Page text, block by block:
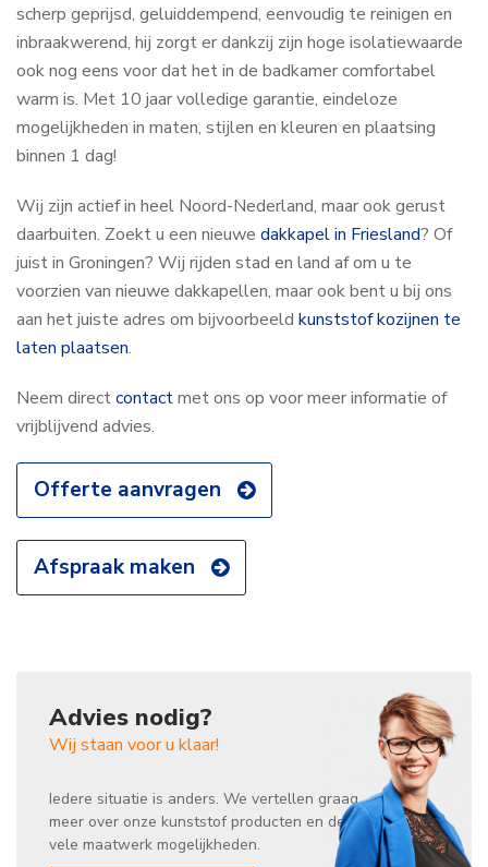
scherp geprijsd, geluiddempend, eenvoudig te reinigen en
inbraakwerend, hij zorgt er dankzij zijn hoge isolatiewaarde
ook nog eens voor dat het in de badkamer comfortabel
warm is. Met 10 jaar volledige garantie, eindeloze
mogelijkheden in maten, stijlen en kleuren en plaatsing
binnen 1 dag!
Wij zijn actief in heel Noord-Nederland, maar ook gerust
daarbuiten. Zoekt u een nieuwe dakkapel in Friesland? Of
juist in Groningen? Wij rijden stad en land af om u te
voorzien van nieuwe dakkapellen, maar ook bent u bij ons
aan het juiste adres om bijvoorbeeld kunststof kozijnen te
laten plaatsen.
Neem directcontactmet ons op voor meer informatie of
vrijblijvend advies.
Offerte aanvragen
Afspraak maken
Advies nodig?
Wij staan voor u klaar!
Iedere situatie is anders. We vertellen graag
meer over onze kunststof producten en de
vele maatwerk mogelijkheden.